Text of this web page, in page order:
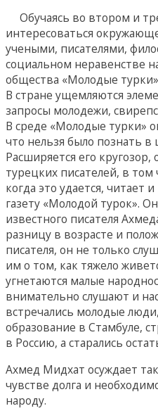
Обучаясь во втором и
интересоваться
учеными, писателями,
социальном неравенстве
общества «Молодые
В стране ущемляются
запросы молодежи,
В среде «Молодые турки»
что нельзя было познать
Расширяется его
турецких писателей, в
когда это удается, читает
газету «Молодой турок».
известного писателя
разницу в возрасте и
писателя, он не только
им о том, как тяжело
угнетаются малые
внимательно слушают и
встречались молодые
образование в Стамбуле,
в Россию, а старались
Ахмед Мидхат осуждает
чувстве долга и
народу.